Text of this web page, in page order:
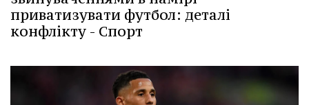
приватизувати футбол: деталі
конфлікту - Спорт